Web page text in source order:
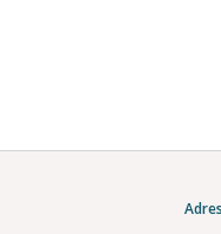
Adres